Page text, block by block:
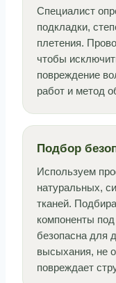
Специалист
подкладки,
плетения.
чтобы
повреждение
работ и метод
Подбор
Используем
натуральных,
тканей.
компоненты
безопасна для
высыхания, не
повреждает